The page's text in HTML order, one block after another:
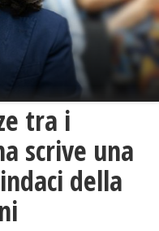
tra i
scrive una
della